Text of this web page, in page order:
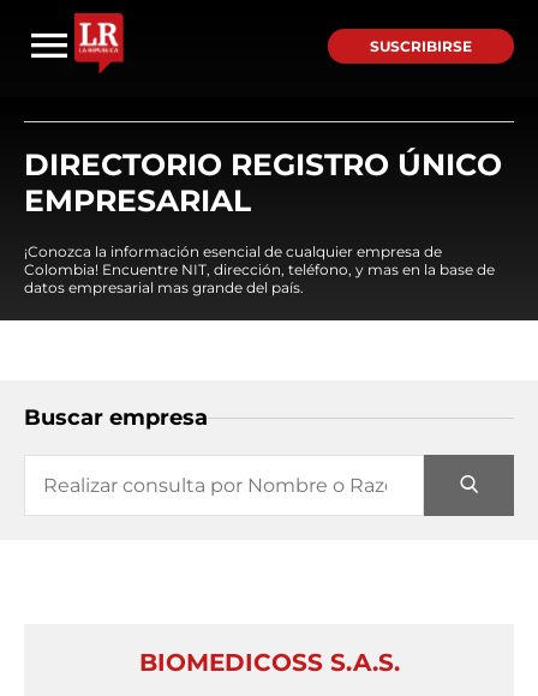
SUSCRIBIRSE
DIRECTORIO REGISTRO ÚNICO
EMPRESARIAL
¡Conozca la información esencial de cualquier empresa de
Colombia! Encuentre NIT, dirección, teléfono, y mas en la base de
datos empresarial mas grande del país.
Buscar empresa
BIOMEDICOSS S.A.S.